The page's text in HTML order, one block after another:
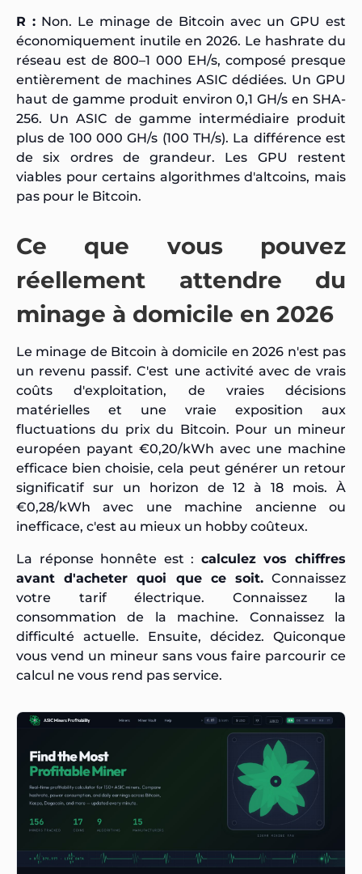
R : Non. Le minage de Bitcoin avec un GPU est
économiquement inutile en 2026. Le hashrate du
réseau est de 800–1 000 EH/s, composé presque
entièrement de machines ASIC dédiées. Un GPU
haut de gamme produit environ 0,1 GH/s en SHA-
256. Un ASIC de gamme intermédiaire produit
plus de 100 000 GH/s (100 TH/s). La différence est
de six ordres de grandeur. Les GPU restent
viables pour certains algorithmes d'altcoins, mais
pas pour le Bitcoin.
Ce que vous pouvez
réellement attendre du
minage à domicile en 2026
Le minage de Bitcoin à domicile en 2026 n'est pas
un revenu passif. C'est une activité avec de vrais
coûts d'exploitation, de vraies décisions
matérielles et une vraie exposition aux
fluctuations du prix du Bitcoin. Pour un mineur
européen payant €0,20/kWh avec une machine
efficace bien choisie, cela peut générer un retour
significatif sur un horizon de 12 à 18 mois. À
€0,28/kWh avec une machine ancienne ou
inefficace, c'est au mieux un hobby coûteux.
La réponse honnête est : calculez vos chiffres
avant d'acheter quoi que ce soit.Connaissez
votre tarif électrique. Connaissez la
consommation de la machine. Connaissez la
difficulté actuelle. Ensuite, décidez. Quiconque
vous vend un mineur sans vous faire parcourir ce
calcul ne vous rend pas service.